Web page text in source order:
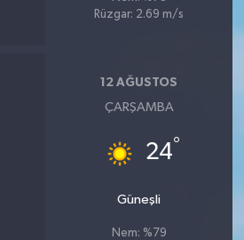
Rüzgar: 2.69 m/s
12 AĞUSTOS
ÇARŞAMBA
24°
Güneşli
Nem: %79